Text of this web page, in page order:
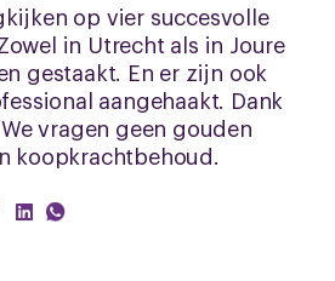
op vier succesvolle
in Utrecht als in Joure
gestaakt. En er zijn ook
aangehaakt. Dank
vragen geen gouden
koopkrachtbehoud.